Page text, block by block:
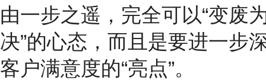
由一步之遥，完全可以“变废
决”的心态，而且是要进一步
客户满意度的“亮点”。